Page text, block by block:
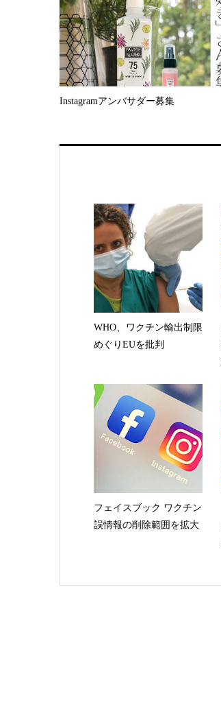
Instagramアンバサダー募集
WHO、ワクチン輸出制限
めぐりEUを批判
フェイスブック ワクチン
誤情報の削除範囲を拡大